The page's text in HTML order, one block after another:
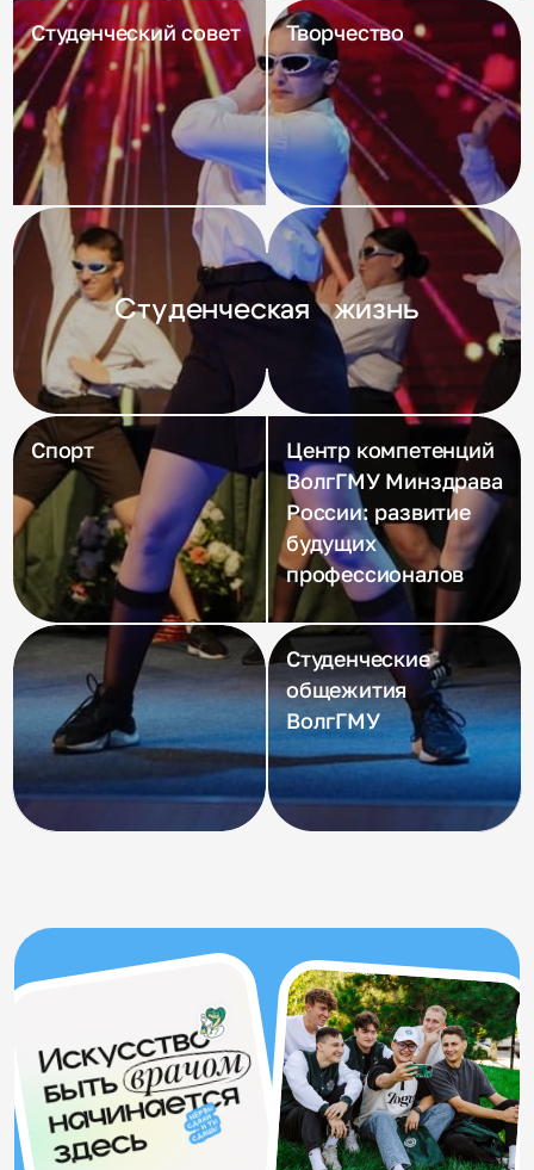
Студенческий совет Творчество
Студенческая жизнь
Спорт
Центр компетенций
ВолгГМУ Минздрава
России: развитие
будущих
профессионалов
Студенческие
общежития
ВолгГМУ